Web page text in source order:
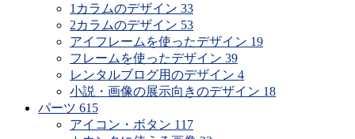
1カラムのデザイン 33
2カラムのデザイン 53
アイフレームを使ったデザイン 19
フレームを使ったデザイン 39
レンタルブログ用のデザイン 4
小説・画像の展示向きのデザイン 18
パーツ 615
アイコン・ボタン 117